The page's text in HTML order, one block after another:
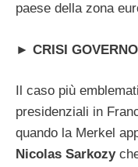
paese della zona
► CRISI
Il caso più
presidenziali in
quando la Merkel
Nicolas Sarkozy